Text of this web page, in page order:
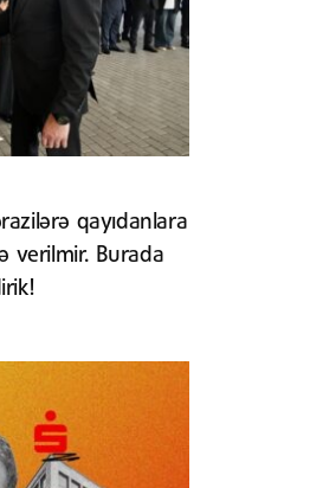
qayıdanlara
verilmir. Burada